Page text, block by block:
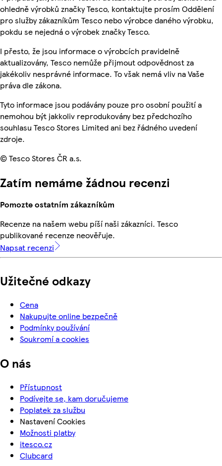
ohledně výrobků značky Tesco, kontaktujte prosím Oddělení
pro služby zákazníkům Tesco nebo výrobce daného výrobku,
pokdu se nejedná o výrobek značky Tesco.
I přesto, že jsou informace o výrobcích pravidelně
aktualizovány, Tesco nemůže přijmout odpovědnost za
jakékoliv nesprávné informace. To však nemá vliv na Vaše
práva dle zákona.
Tyto informace jsou podávány pouze pro osobní použití a
nemohou být jakkoliv reprodukovány bez předchozího
souhlasu Tesco Stores Limited ani bez řádného uvedení
zdroje.
© Tesco Stores ČR a.s.
Zatím nemáme žádnou recenzi
Pomozte ostatním zákazníkům
Recenze na našem webu píší naši zákazníci. Tesco
publikované recenze neověřuje.
Napsat recenzi
Užitečné odkazy
Cena
Nakupujte online bezpečně
Podmínky používání
Soukromí a cookies
O nás
Přístupnost
Podívejte se, kam doručujeme
Poplatek za službu
Nastavení Cookies
Možnosti platby
itesco.cz
Clubcard